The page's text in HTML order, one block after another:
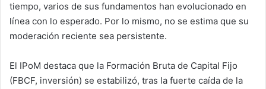
tiempo, varios de sus fundamentos han evolucionado en
línea con lo esperado. Por lo mismo, no se estima que su
moderación reciente sea persistente.
El IPoM destaca que la Formación Bruta de Capital Fijo
(FBCF, inversión) se estabilizó, tras la fuerte caída de la